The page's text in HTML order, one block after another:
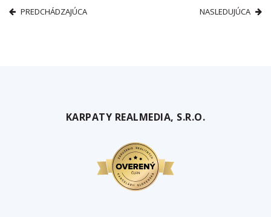
PREDCHÁDZAJÚCA NASLEDUJÚCA
KARPATY REALMEDIA, S.R.O.